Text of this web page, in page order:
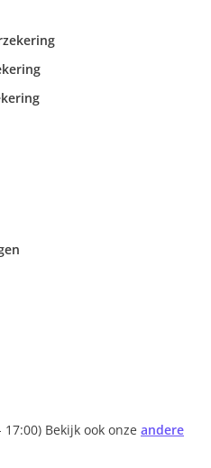
Bekijk ook onze andere